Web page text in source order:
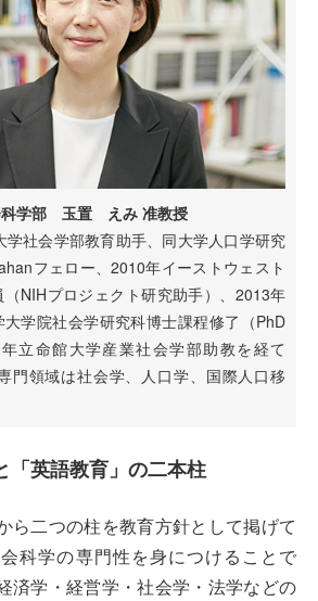
科学部 玉置 えみ 准教授
学社会学部教育助手、同大学人口学研究
フェロー、2010年イーストウェスト
NIHプロジェクト研究助手）、2013年
学院社会学研究科博士課程修了（PhD
立命館大学産業社会学部助教を経て
門領域は社会学、人口学、国際人口移
「英語教育」の二本柱
ら二つの柱を教育方針として掲げて
科学の専門性を身につけることで
済学・経営学・社会学・法学などの